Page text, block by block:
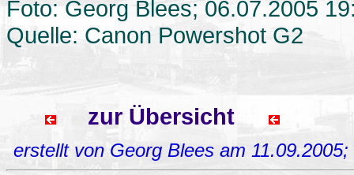
Foto: Georg Blees; 06.07.2005
Quelle: Canon Powershot G2
zur Übersicht
erstellt von Georg Blees am